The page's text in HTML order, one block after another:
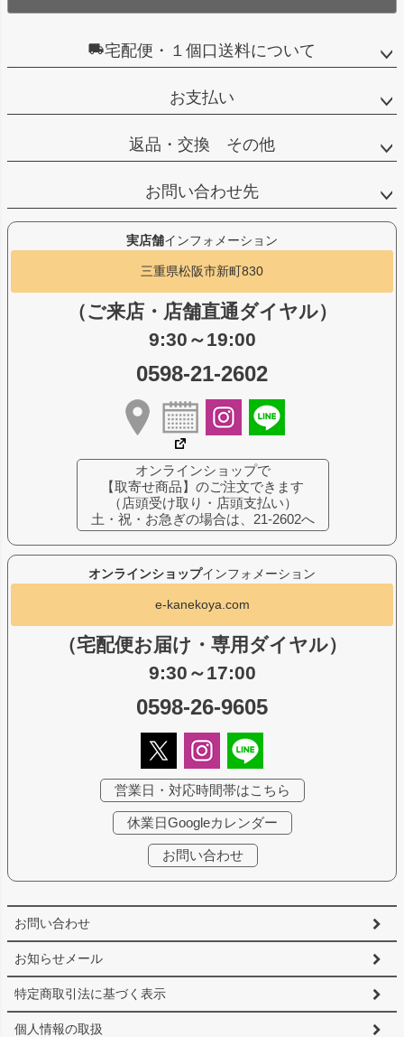
宅配便・１個口送料について
お支払い
返品・交換 その他
お問い合わせ先
お問い合わせ
お知らせメール
特定商取引法に基づく表示
個人情報の取扱
オンラインショップインフォメーション
e-kanekoya.com
（宅配便お届け・専用ダイヤル）
9:30～17:00
0598-26-9605
営業日・対応時間帯はこちら
休業日Googleカレンダー
お問い合わせ
実店舗インフォメーション
三重県松阪市新町830
（ご来店・店舗直通ダイヤル）
9:30～19:00
0598-21-2602
オンラインショップで
【取寄せ商品】のご注文できます
（店頭受け取り・店頭支払い）
土・祝・お急ぎの場合は、21-2602へ